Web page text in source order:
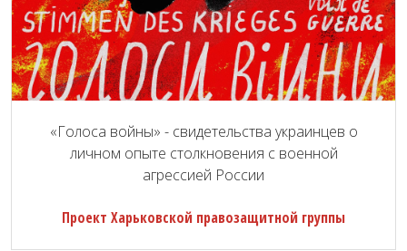
«Голоса войны» - свидетельства украинцев о
личном опыте столкновения с военной
агрессией России
Проект Харьковской правозащитной группы